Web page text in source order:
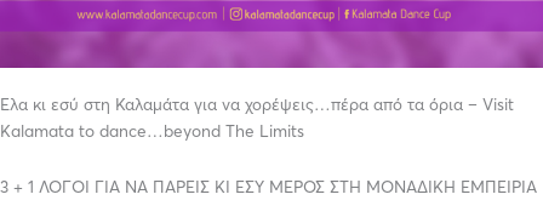
Έλα κι εσύ στη Καλαμάτα για να χορέψεις…πέρα από τα όρια – Visit
Kalamata to dance…beyond The Limits
3 + 1 ΛΟΓΟΙ ΓΙΑ ΝΑ ΠΑΡΕΙΣ ΚΙ ΕΣΥ ΜΕΡΟΣ ΣΤΗ ΜΟΝΑΔΙΚΗ ΕΜΠΕΙΡΙΑ